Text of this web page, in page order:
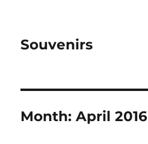
Souvenirs
Month:April 2016